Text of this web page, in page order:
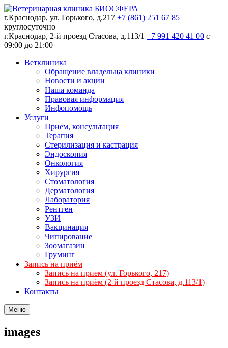
г.Краснодар, ул. Горького, д.217 +7 (861) 251 67 85
круглосуточно
г.Краснодар, 2-й проезд Стасова, д.113/1 +7 991 420 41 00 c
09:00 до 21:00
Ветклиника
Обращение владельца клиники
Новости и акции
Наша команда
Правовая информация
Инфопомощь
Услуги
Прием, консультация
Терапия
Стерилизация и кастрация
Эндоскопия
Онкология
Хирургия
Стоматология
Дерматология
Лаборатория
Рентген
УЗИ
Вакцинация
Чипирование
Зоомагазин
Груминг
Запись на приём
Запись на прием (ул. Горького, 217)
Запись на приём (2-й проезд Стасова, д.113/1)
Контакты
Меню
images